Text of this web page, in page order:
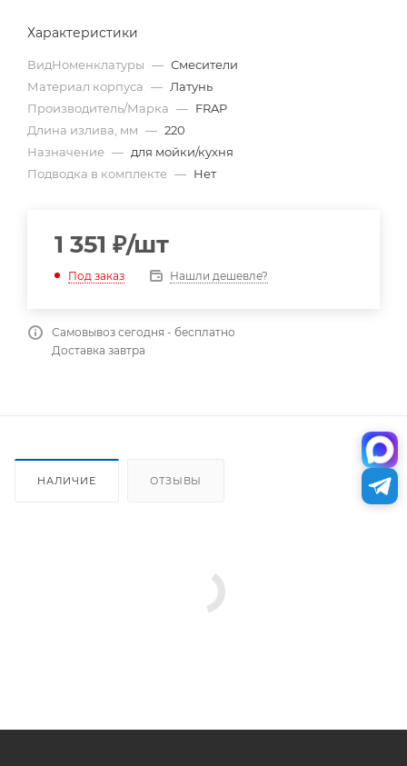
Характеристики
ВидНоменклатуры — Смесители
Материал корпуса — Латунь
Производитель/Марка — FRAP
Длина излива, мм — 220
Назначение — для мойки/кухня
Подводка в комплекте — Нет
1 351 ₽/шт
Под заказ Нашли дешевле?
Самовывоз сегодня - бесплатно
Доставка завтра
НАЛИЧИЕ ОТЗЫВЫ